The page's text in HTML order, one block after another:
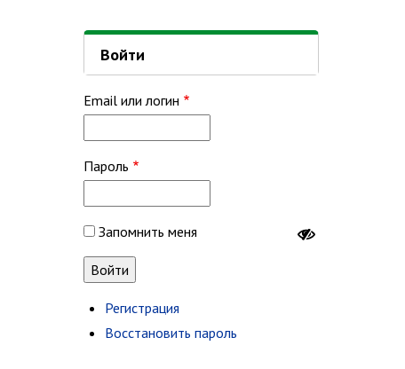
Войти
Email или логин
Пароль
Запомнить меня
Регистрация
Восстановить пароль